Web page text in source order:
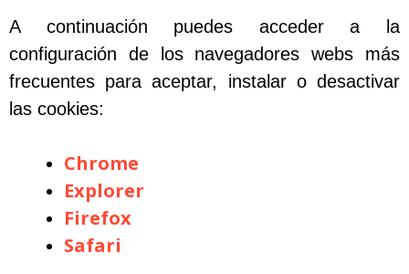
A continuación puedes acceder a la
configuración de los navegadores webs más
frecuentes para aceptar, instalar o desactivar
las cookies:
Chrome
Explorer
Firefox
Safari